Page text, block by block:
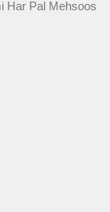
Har Pal Mehsoos